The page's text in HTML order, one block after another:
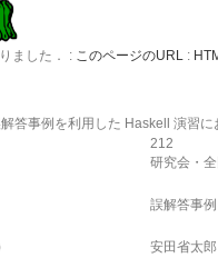
ました． : このページのURL:
答事例を利用した Haskell 演習
212
研究会・
誤解答事
安田省太郎